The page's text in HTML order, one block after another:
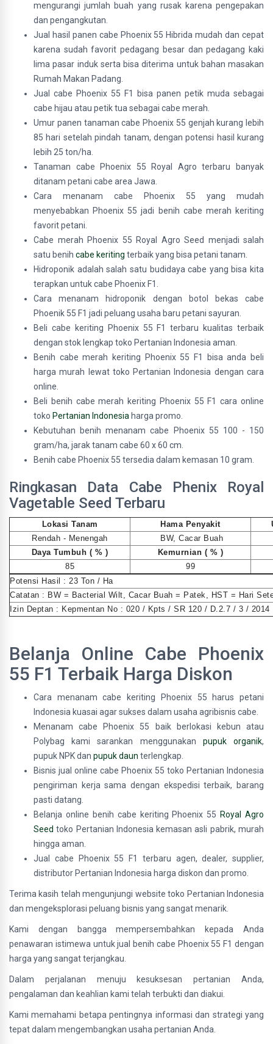
mengurangi jumlah buah yang rusak karena pengepakan
dan pengangkutan.
Jual hasil panen cabe Phoenix 55 Hibrida mudah dan cepat
karena sudah favorit pedagang besar dan pedagang kaki
lima pasar induk serta bisa diterima untuk bahan masakan
Rumah Makan Padang.
Jual cabe Phoenix 55 F1 bisa panen petik muda sebagai
cabe hijau atau petik tua sebagai cabe merah.
Umur panen tanaman cabe Phoenix 55 genjah kurang lebih
85 hari setelah pindah tanam, dengan potensi hasil kurang
lebih 25 ton/ha.
Tanaman cabe Phoenix 55 Royal Agro terbaru banyak
ditanam petani cabe area Jawa.
Cara menanam cabe Phoenix 55 yang mudah
menyebabkan Phoenix 55 jadi benih cabe merah keriting
favorit petani.
Cabe merah Phoenix 55 Royal Agro Seed menjadi salah
satu benih cabe keriting terbaik yang bisa petani tanam.
Hidroponik adalah salah satu budidaya cabe yang bisa kita
terapkan untuk cabe Phoenix F1.
Cara menanam hidroponik dengan botol bekas cabe
Phoenik 55 F1 jadi peluang usaha baru petani sayuran.
Beli cabe keriting Phoenix 55 F1 terbaru kualitas terbaik
dengan stok lengkap toko Pertanian Indonesia aman.
Benih cabe merah keriting Phoenix 55 F1 bisa anda beli
harga murah lewat toko Pertanian Indonesia dengan cara
online.
Beli benih cabe merah keriting Phoenix 55 F1 cara online
toko Pertanian Indonesia harga promo.
Kebutuhan benih menanam cabe Phoenix 55 100 - 150
gram/ha, jarak tanam cabe 60 x 60 cm.
Benih cabe Phoenix 55 tersedia dalam kemasan 10 gram.
Ringkasan Data Cabe Phenix Royal
Vagetable Seed Terbaru
Lokasi Tanam Hama Penyakit
Rendah - Menengah
BW, Cacar Buah
Daya Tumbuh ( % )
Kemurnian ( % )
85
99
Potensi Hasil : 23 Ton / Ha
Catatan : BW = Bacterial Wilt, Cacar Buah = Patek, HST = Hari
Izin Deptan : Kepmentan No : 020 / Kpts / SR 120 / D.2.7 / 3 / 2014
Belanja Online Cabe Phoenix
55 F1 Terbaik Harga Diskon
Cara menanam cabe keriting Phoenix 55 harus petani
Indonesia kuasai agar sukses dalam usaha agribisnis cabe.
Menanam cabe Phoenix 55 baik berlokasi kebun atau
Polybag kami sarankan menggunakan pupuk organik,
pupuk NPK dan pupuk daun terlengkap.
Bisnis jual online cabe Phoenix 55 toko Pertanian Indonesia
pengiriman kerja sama dengan ekspedisi terbaik, barang
pasti datang.
Belanja online benih cabe keriting Phoenix 55 Royal Agro
Seed toko Pertanian Indonesia kemasan asli pabrik, murah
hingga aman.
Jual cabe Phoenix 55 F1 terbaru agen, dealer, supplier,
distributor Pertanian Indonesia harga diskon dan promo.
Terima kasih telah mengunjungi website toko Pertanian Indonesia
dan mengeksplorasi peluang bisnis yang sangat menarik.
Kami dengan bangga mempersembahkan kepada Anda
penawaran istimewa untuk jual benih cabe Phoenix 55 F1 dengan
harga yang sangat terjangkau.
Dalam perjalanan menuju kesuksesan pertanian Anda,
pengalaman dan keahlian kami telah terbukti dan diakui.
Kami memahami betapa pentingnya informasi dan strategi yang
tepat dalam mengembangkan usaha pertanian Anda.